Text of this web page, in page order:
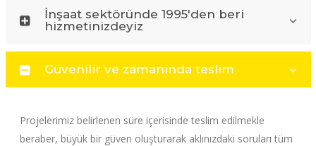
İnşaat sektöründe 1995'den beri
hizmetinizdeyiz
Güvenilir ve zamanında teslim
Projelerimiz belirlenen süre içerisinde teslim edilmekle
beraber, büyük bir güven oluşturarak aklınızdaki soruları tüm